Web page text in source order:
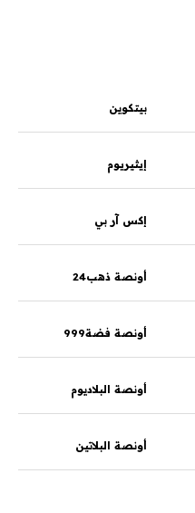
بيتكوين
إيثيريوم
إكس آر بي
أونصة ذهب24
أونصة فضة999
أونصة البلاديوم
أونصة البلاتين